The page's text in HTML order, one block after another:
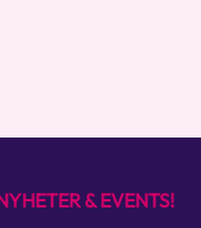
& EVENTS!